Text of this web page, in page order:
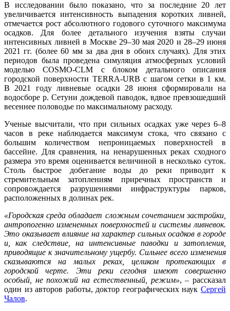
В исследовании было показано, что за последние 20 лет
увеличивается интенсивность выпадения коротких ливней,
отмечается рост абсолютного годового суточного максимума
осадков. Для более детального изучения взяты случаи
интенсивных ливней в Москве 29–30 мая 2020 и 28–29 июня
2021 гг. (более 60 мм за два дня в обоих случаях). Для этих
периодов была проведена симуляция атмосферных условий
моделью COSMO-CLM с блоком детального описания
городской поверхности TERRA-URB с шагом сетки в 1 км.
В 2021 году ливневые осадки 28 июня сформировали на
водосборе р. Сетуни дождевой паводок, вдвое превзошедший
весеннее половодье по максимальному расходу.
Ученые высчитали, что при сильных осадках уже через 6–8
часов в реке наблюдается максимум стока, что связано с
большим количеством непроницаемых поверхностей в
бассейне. Для сравнения, на ненарушенных реках сходного
размера это время оценивается величиной в несколько суток.
Столь быстрое добегание воды до реки приводит к
стремительным затоплениям приречных пространств и
сопровождается разрушениями инфраструктуры парков,
расположенных в долинах рек.
«Городская среда обладает сложным сочетанием застройки,
антропогенно измененных поверхностей и системы ливневок.
Это оказывает влияние на характер сильных осадков в городе
и, как следствие, на интенсивные паводки и затопления,
приводящие к значительному ущербу. Сильнее всего изменения
сказываются на малых реках, целиком протекающих в
городской черте. Эти реки сегодня имеют совершенно
особый, не похожий на естественный, режим», – рассказал
один из авторов работы, доктор географических наук Сергей
Чалов.